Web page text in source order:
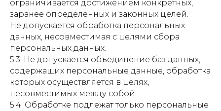
ограничивается достижением конкретных,
заранее определенных и законных целей.
Не допускается обработка персональных
данных, несовместимая с целями сбора
персональных данных.
5.3. Не допускается объединение баз данных,
содержащих персональные данные, обработка
которых осуществляется в целях,
несовместимых между собой.
5.4. Обработке подлежат только персональные